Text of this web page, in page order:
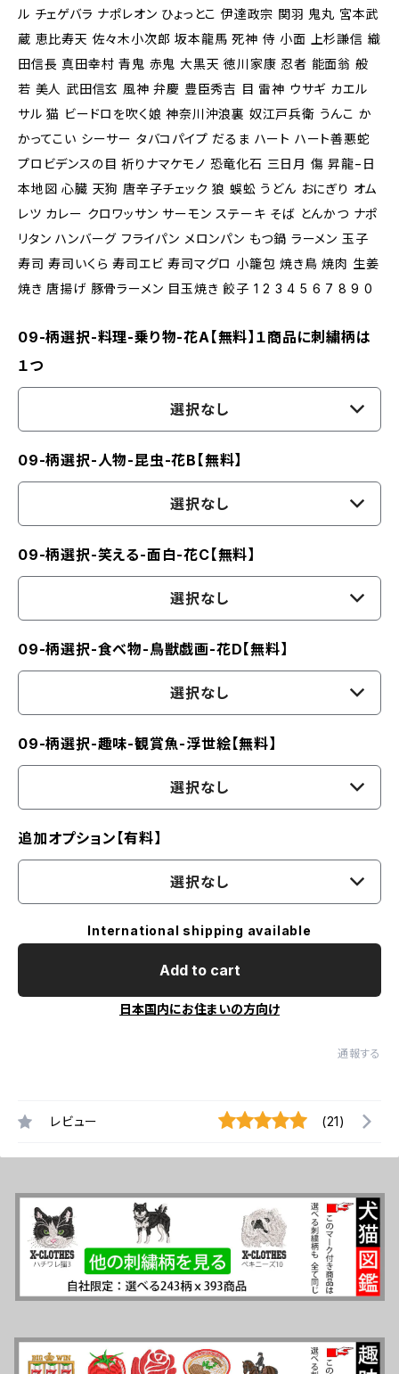
ル チェゲバラ ナポレオン ひょっとこ 伊達政宗 関羽 鬼丸 宮本武
蔵 恵比寿天 佐々木小次郎 坂本龍馬 死神 侍 小面 上杉謙信 織
田信長 真田幸村 青鬼 赤鬼 大黒天 徳川家康 忍者 能面翁 般
若 美人 武田信玄 風神 弁慶 豊臣秀吉 目 雷神 ウサギ カエル
サル 猫 ビードロを吹く娘 神奈川沖浪裏 奴江戸兵衛 うんこ か
かってこい シーサー タバコパイプ だるま ハート ハート善悪蛇
プロビデンスの目 祈りナマケモノ 恐竜化石 三日月 傷 昇龍−日
本地図 心臓 天狗 唐辛子チェック 狼 蜈蚣 うどん おにぎり オム
レツ カレー クロワッサン サーモン ステーキ そば とんかつ ナポ
リタン ハンバーグ フライパン メロンパン もつ鍋 ラーメン 玉子
寿司 寿司いくら 寿司エビ 寿司マグロ 小籠包 焼き鳥 焼肉 生姜
焼き 唐揚げ 豚骨ラーメン 目玉焼き 餃子 1 2 3 4 5 6 7 8 9 0
09-柄選択-料理-乗り物-花A【無料】１商品に刺繍柄は
１つ
選択なし
09-柄選択-人物-昆虫-花B【無料】
選択なし
09-柄選択-笑える-面白-花C【無料】
選択なし
09-柄選択-食べ物-鳥獣戯画-花D【無料】
選択なし
09-柄選択-趣味-観賞魚-浮世絵【無料】
選択なし
追加オプション【有料】
選択なし
International shipping available
Add to cart
日本国内にお住まいの方向け
通報する
レビュー (21)